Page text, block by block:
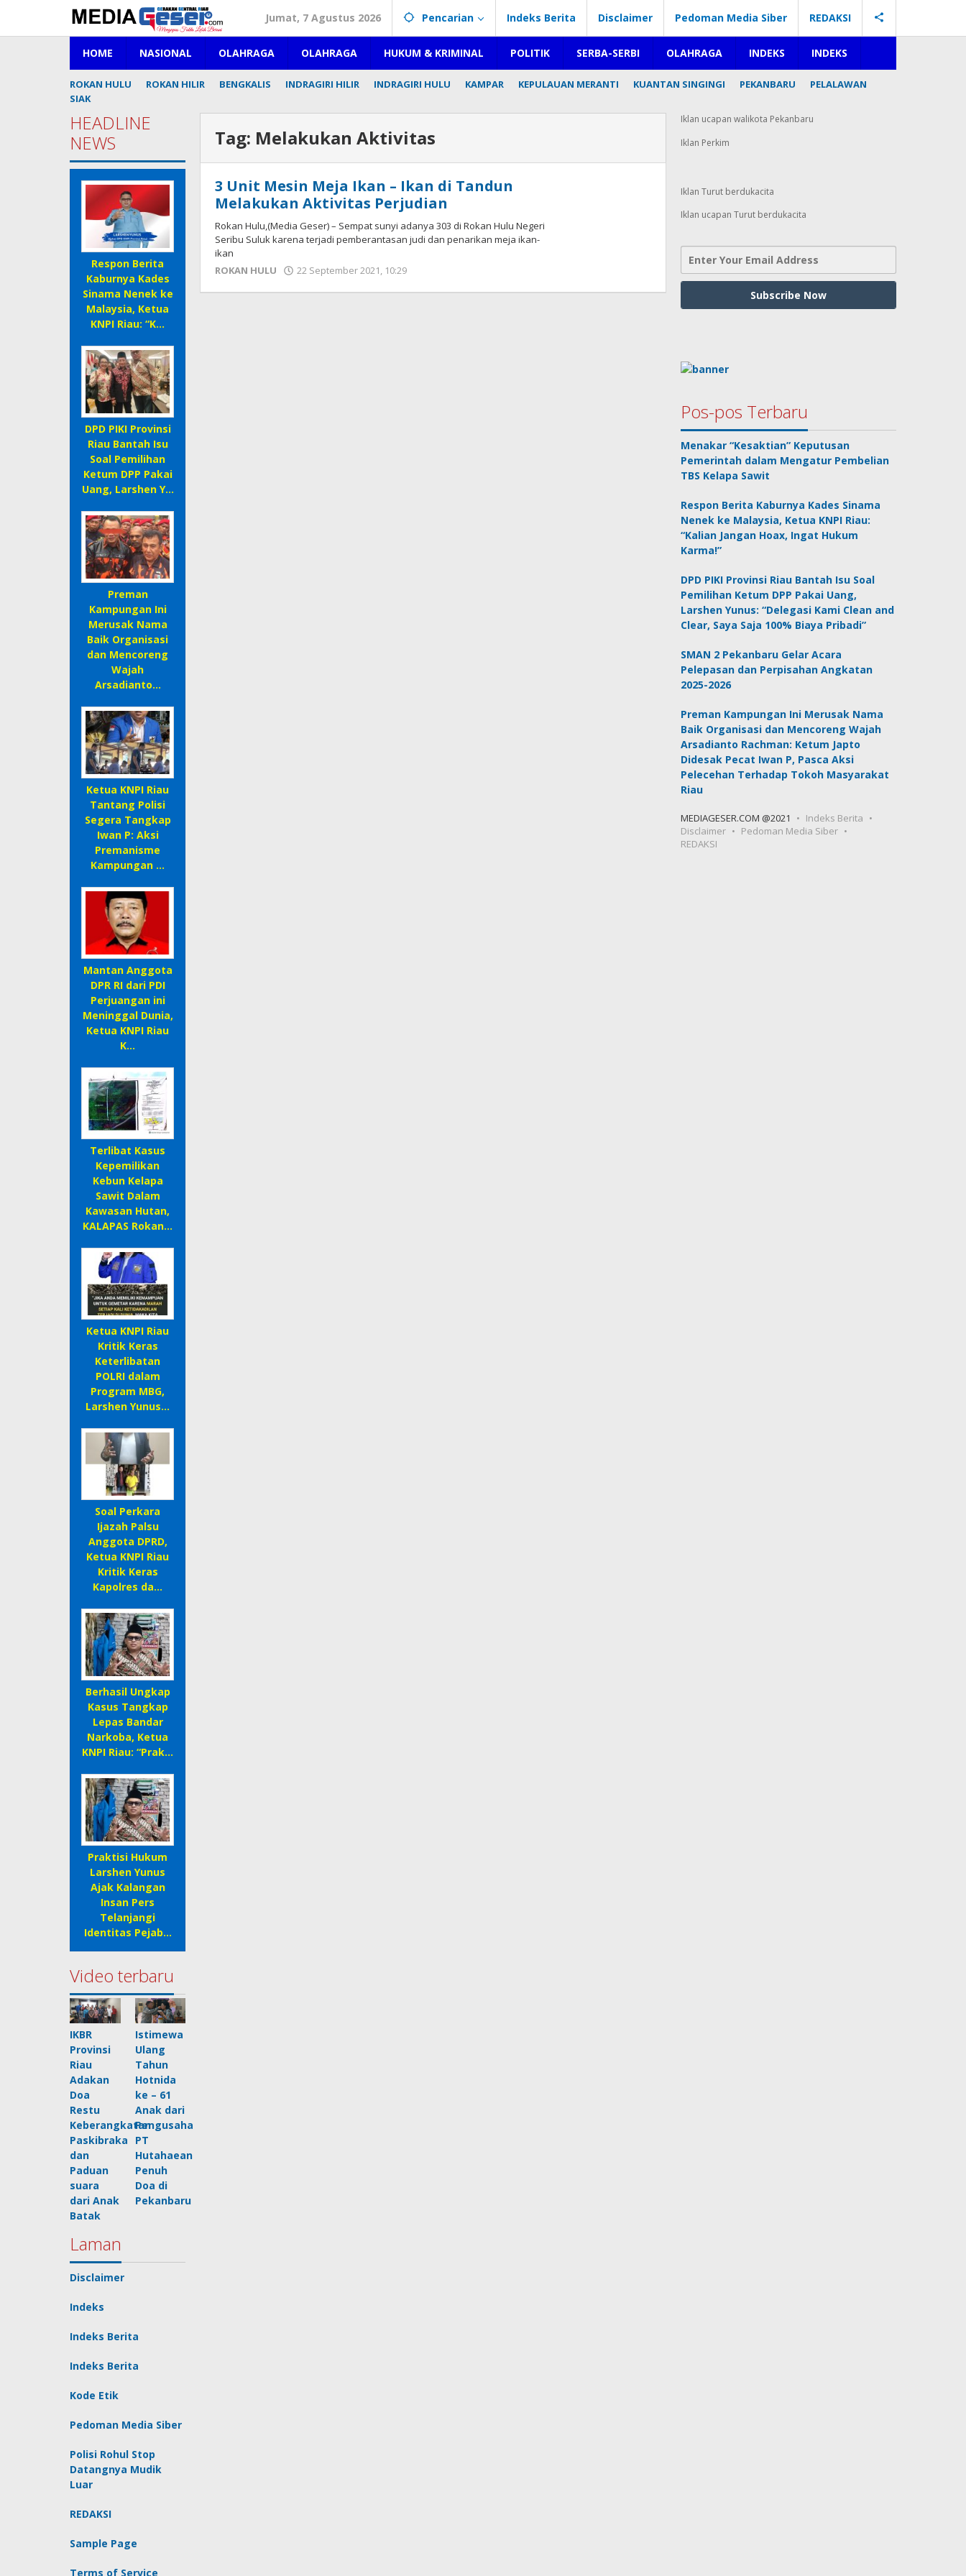
konten
Jumat, 7 Agustus 2026 Pencarian Indeks Berita Disclaimer Pedoman Media Siber REDAKSI
HOME NASIONAL OLAHRAGA OLAHRAGA HUKUM & KRIMINAL POLITIK SERBA-SERBI OLAHRAGA INDEKS INDEKS
ROKAN HULU ROKAN HILIR BENGKALIS INDRAGIRI HILIR INDRAGIRI HULU KAMPAR KEPULAUAN MERANTI KUANTAN SINGINGI PEKANBARU
PELALAWAN
SIAK
HEADLINE
NEWS
Respon Berita
Kaburnya Kades
Sinama Nenek ke
Malaysia, Ketua
KNPI Riau: “K…
DPD PIKI Provinsi
Riau Bantah Isu
Soal Pemilihan
Ketum DPP Pakai
Uang, Larshen Y…
Preman
Kampungan Ini
Merusak Nama
Baik Organisasi
dan Mencoreng
Wajah
Arsadianto…
Ketua KNPI Riau
Tantang Polisi
Segera Tangkap
Iwan P: Aksi
Premanisme
Kampungan …
Mantan Anggota
DPR RI dari PDI
Perjuangan ini
Meninggal Dunia,
Ketua KNPI Riau
K…
Terlibat Kasus
Kepemilikan
Kebun Kelapa
Sawit Dalam
Kawasan Hutan,
KALAPAS Rokan…
Ketua KNPI Riau
Kritik Keras
Keterlibatan
POLRI dalam
Program MBG,
Larshen Yunus…
Soal Perkara
Ijazah Palsu
Anggota DPRD,
Ketua KNPI Riau
Kritik Keras
Kapolres da…
Berhasil Ungkap
Kasus Tangkap
Lepas Bandar
Narkoba, Ketua
KNPI Riau: “Prak…
Praktisi Hukum
Larshen Yunus
Ajak Kalangan
Insan Pers
Telanjangi
Identitas Pejab…
Video terbaru
IKBR
Provinsi
Riau
Adakan
Doa
Restu
Keberangkatan
Paskibraka
dan
Paduan
suara
dari Anak
Batak
Istimewa
Ulang
Tahun
Hotnida
ke – 61
Anak dari
Pengusaha
PT
Hutahaean
Penuh
Doa di
Pekanbaru
Laman
Disclaimer
Indeks
Indeks Berita
Indeks Berita
Kode Etik
Pedoman Media Siber
Polisi Rohul Stop
Datangnya Mudik
Luar
REDAKSI
Sample Page
Terms of Service
Tag: Melakukan Aktivitas
3 Unit Mesin Meja Ikan – Ikan di Tandun
Melakukan Aktivitas Perjudian
Rokan Hulu,(Media Geser) – Sempat sunyi adanya 303 di Rokan Hulu Negeri
Seribu Suluk karena terjadi pemberantasan judi dan penarikan meja ikan-
ikan
ROKAN HULU
22 September 2021, 10:29
Iklan ucapan walikota Pekanbaru
Iklan Perkim
Iklan Turut berdukacita
Iklan ucapan Turut berdukacita
Pos-pos Terbaru
Menakar “Kesaktian” Keputusan
Pemerintah dalam Mengatur Pembelian
TBS Kelapa Sawit
Respon Berita Kaburnya Kades Sinama
Nenek ke Malaysia, Ketua KNPI Riau:
“Kalian Jangan Hoax, Ingat Hukum
Karma!”
DPD PIKI Provinsi Riau Bantah Isu Soal
Pemilihan Ketum DPP Pakai Uang,
Larshen Yunus: “Delegasi Kami Clean and
Clear, Saya Saja 100% Biaya Pribadi”
SMAN 2 Pekanbaru Gelar Acara
Pelepasan dan Perpisahan Angkatan
2025-2026
Preman Kampungan Ini Merusak Nama
Baik Organisasi dan Mencoreng Wajah
Arsadianto Rachman: Ketum Japto
Didesak Pecat Iwan P, Pasca Aksi
Pelecehan Terhadap Tokoh Masyarakat
Riau
MEDIAGESER.COM @2021
Indeks Berita
Disclaimer
Pedoman Media Siber
REDAKSI